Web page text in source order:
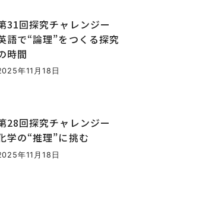
31回探究チャレンジー
語で“論理”をつくる探究
時間
年11月18日
28回探究チャレンジー
学の“推理”に挑む
年11月18日